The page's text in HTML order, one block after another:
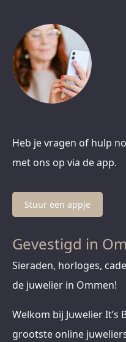
Heb je vragen of hulp
met ons op via de app.
Stuur een appje
Gevestigd in
Sieraden, horloges,
de juwelier in Ommen!
Welkom bij Juwelier It’s
grootste online